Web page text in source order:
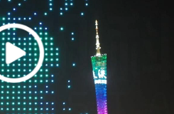
Play
Video